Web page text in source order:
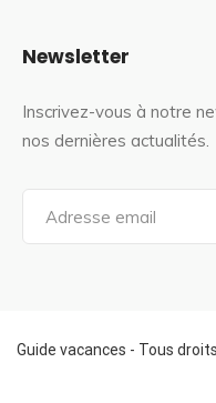
Newsletter
Inscrivez-vous à notre
nos dernières actualités.
a
f
o
Guide vacances - Tous